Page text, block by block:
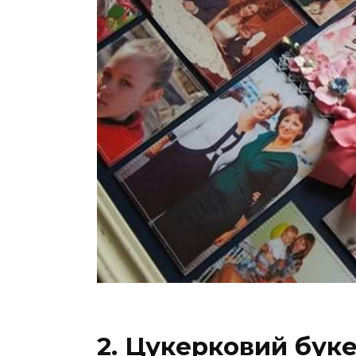
2. Цукерковий